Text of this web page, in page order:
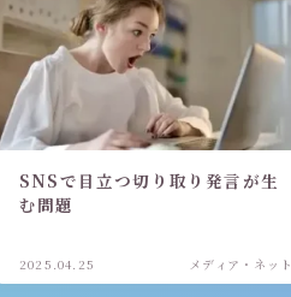
SNSで目立つ切り取り発言が生
む問題
2025.04.25 メディア・ネット